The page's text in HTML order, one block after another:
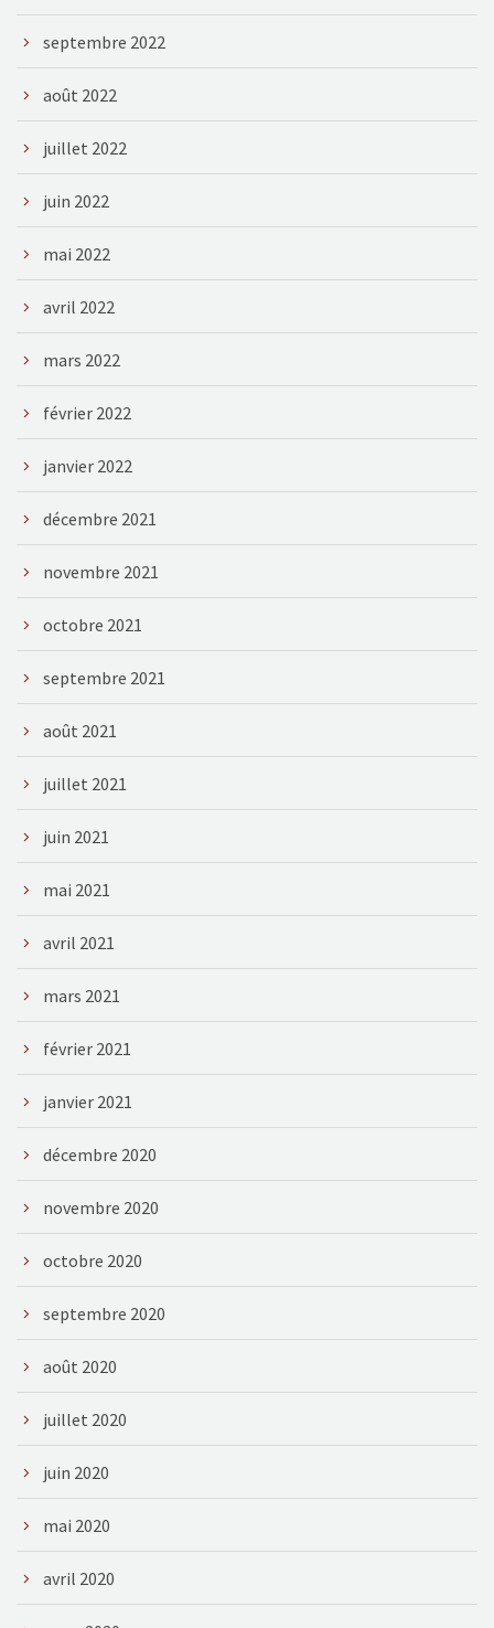
septembre 2022
août 2022
juillet 2022
juin 2022
mai 2022
avril 2022
mars 2022
février 2022
janvier 2022
décembre 2021
novembre 2021
octobre 2021
septembre 2021
août 2021
juillet 2021
juin 2021
mai 2021
avril 2021
mars 2021
février 2021
janvier 2021
décembre 2020
novembre 2020
octobre 2020
septembre 2020
août 2020
juillet 2020
juin 2020
mai 2020
avril 2020